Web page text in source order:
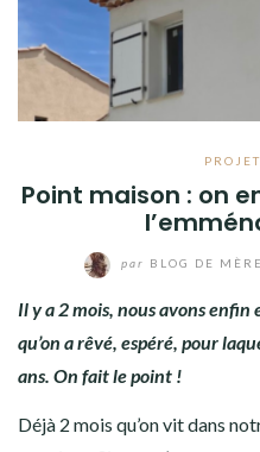
Point maison : on
par BLOG DE MÈRE
Il y a 2 mois, nous avons
qu’on a rêvé, espéré, pour
ans. On fait le point !
Déjà 2 mois qu’on vit dans